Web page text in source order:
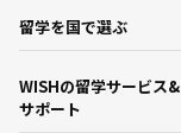
留学を国で選ぶ
WISHの留学サービス&
サポート